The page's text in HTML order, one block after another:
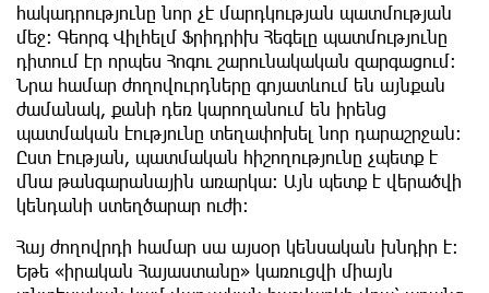
հակադրությունը նոր չէ մարդկության պատմության
մեջ։ Գեորգ Վիլհելմ Ֆրիդրիխ Հեգելը պատմությունը
դիտում էր որպես Հոգու շարունակական զարգացում։
Նրա համար ժողովուրդները գոյատևում են այնքան
ժամանակ, քանի դեռ կարողանում են իրենց
պատմական էությունը տեղափոխել նոր դարաշրջան։
Ըստ էության, պատմական հիշողությունը չպետք է
մնա թանգարանային առարկա։ Այն պետք է վերածվի
կենդանի ստեղծարար ուժի։
Հայ ժողովրդի համար սա այսօր կենսական խնդիր է։
Եթե «իրական Հայաստանը» կառուցվի միայն